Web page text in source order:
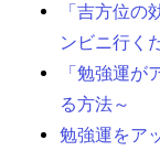
「吉方位
ンビニ行く
「勉強運
る方法～
勉強運をア